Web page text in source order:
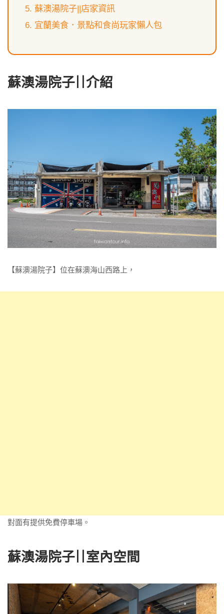
蘇澳湯院子||店家資訊
宜蘭美食．景點和食尚玩家懶人包
蘇澳湯院子||介紹
【蘇澳湯院子】位在蘇澳海山西路上，
對面有提供免費停車場。
蘇澳湯院子||室內空間